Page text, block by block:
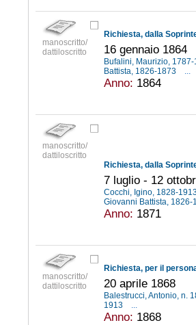
manoscritto/
dattiloscritto
16 gennaio 1864
Bufalini, Maurizio,
Battista, 1826-1873
...
Anno: 1864
manoscritto/
dattiloscritto
7 luglio - 12
Cocchi, Igino, 1828-
Giovanni Battista,
Anno: 1871
manoscritto/
dattiloscritto
20 aprile 1868
Balestrucci, Antonio, n.
1913
...
Anno: 1868